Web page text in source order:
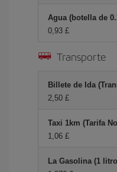
Agua (botella de
0,93 £
Transporte
Billete de Ida
2,50 £
Taxi 1km (Tarifa
1,06 £
La Gasolina (1